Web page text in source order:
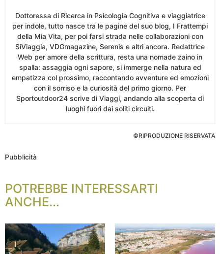
Dottoressa di Ricerca in Psicologia Cognitiva e viaggiatrice
per indole, tutto nasce tra le pagine del suo blog, I Frattempi
della Mia Vita, per poi farsi strada nelle collaborazioni con
SiViaggia, VDGmagazine, Serenis e altri ancora. Redattrice
Web per amore della scrittura, resta una nomade zaino in
spalla: assaggia ogni sapore, si immerge nella natura ed
empatizza col prossimo, raccontando avventure ed emozioni
con il sorriso e la curiosità del primo giorno. Per
Sportoutdoor24 scrive di Viaggi, andando alla scoperta di
luoghi fuori dai soliti circuiti.
©RIPRODUZIONE RISERVATA
Pubblicità
POTREBBE INTERESSARTI
ANCHE...